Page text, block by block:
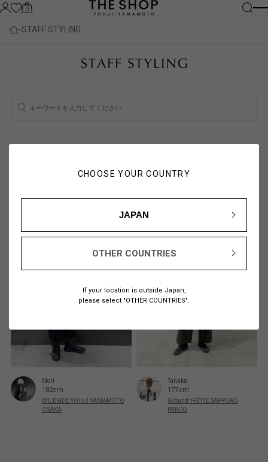
CHOOSE YOUR COUNTRY
JAPAN
OTHER COUNTRIES
If your location is outside Japan,
please select "OTHER COUNTRIES".
0
STAFF STYLING
Mori
182cm
WILDSIDE YOHJI YAMAMOTO
OSAKA
Tanaka
177cm
Ground Y+S’YTE SAPPORO
PARCO